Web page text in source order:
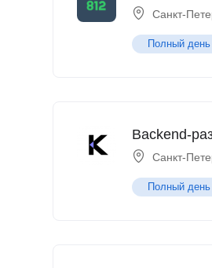
Санкт-
Полный день
Backend-
Санкт-
Полный день